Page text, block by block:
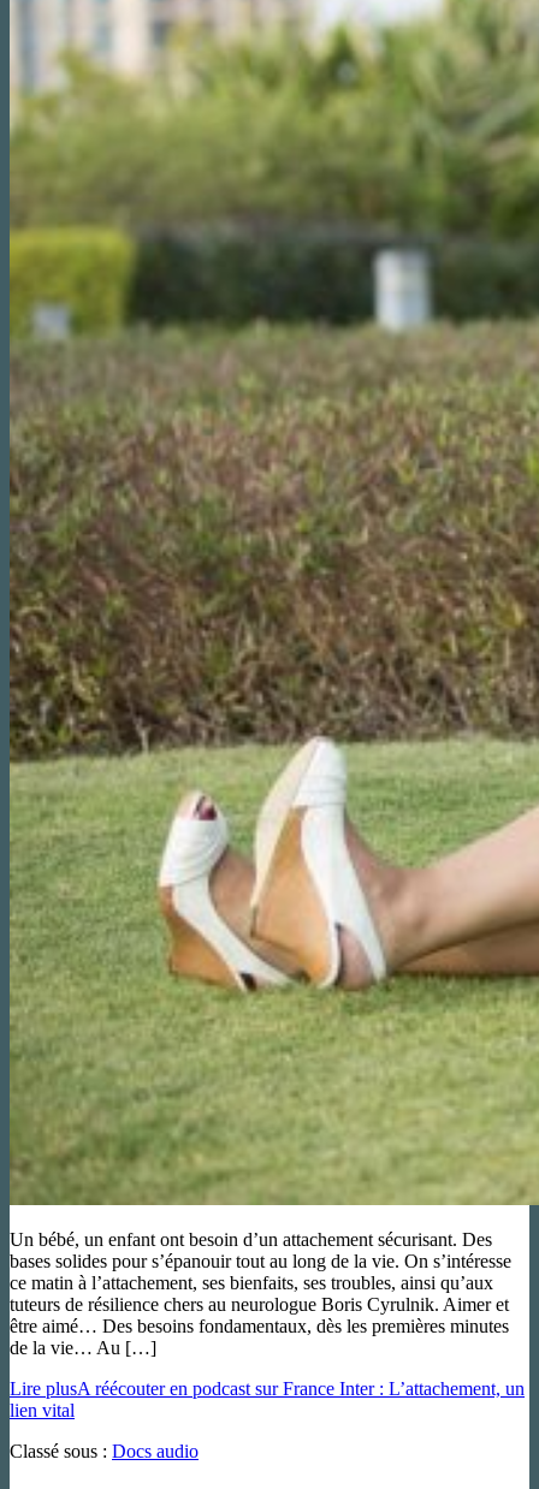
Un bébé, un enfant ont besoin d’un attachement sécurisant. Des
bases solides pour s’épanouir tout au long de la vie. On s’intéresse
ce matin à l’attachement, ses bienfaits, ses troubles, ainsi qu’aux
tuteurs de résilience chers au neurologue Boris Cyrulnik. Aimer et
être aimé… Des besoins fondamentaux, dès les premières minutes
de la vie… Au […]
Lire plusA réécouter en podcast sur France Inter : L’attachement, un
lien vital
Classé sous : Docs audio